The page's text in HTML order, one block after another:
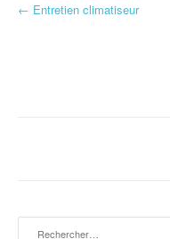
Navigation
← Entretien climatiseur